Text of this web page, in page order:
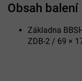
Obsah balení
Základna
ZDB-2 / 69 ×